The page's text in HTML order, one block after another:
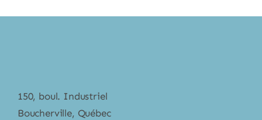
150, boul. Industriel
Boucherville, Québec